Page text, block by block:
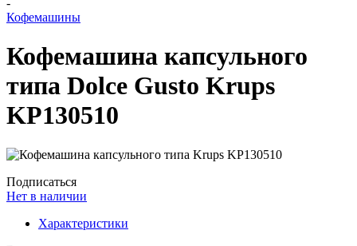
Кофемашины
Кофемашина капсульного
типа Dolce Gusto Krups
KP130510
Подписаться
Нет в наличии
Характеристики